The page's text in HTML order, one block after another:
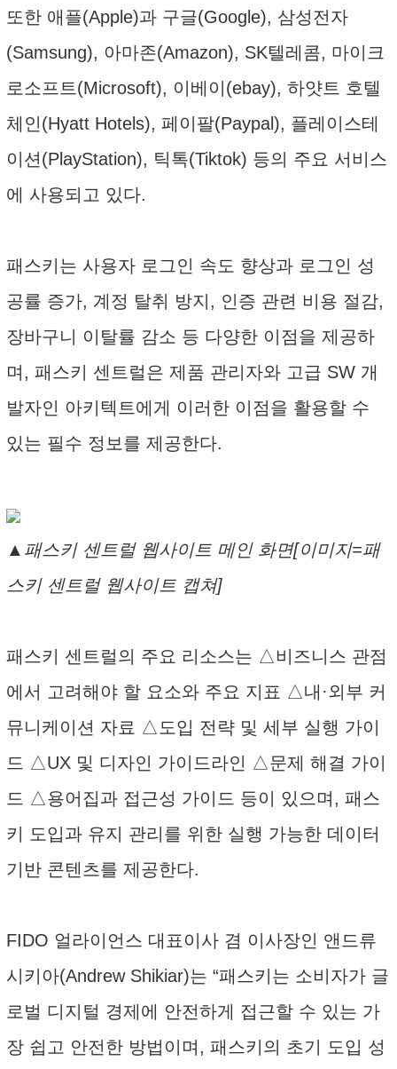
또한 애플(Apple)과 구글(Google), 삼성전자
(Samsung), 아마존(Amazon), SK텔레콤, 마이크
로소프트(Microsoft), 이베이(ebay), 하얏트 호텔
체인(Hyatt Hotels), 페이팔(Paypal), 플레이스테
이션(PlayStation), 틱톡(Tiktok) 등의 주요 서비스
에 사용되고 있다.
패스키는 사용자 로그인 속도 향상과 로그인 성
공률 증가, 계정 탈취 방지, 인증 관련 비용 절감,
장바구니 이탈률 감소 등 다양한 이점을 제공하
며, 패스키 센트럴은 제품 관리자와 고급 SW 개
발자인 아키텍트에게 이러한 이점을 활용할 수
있는 필수 정보를 제공한다.
▲패스키 센트럴 웹사이트 메인 화면[이미지=패
스키 센트럴 웹사이트 캡쳐]
패스키 센트럴의 주요 리소스는 △비즈니스 관점
에서 고려해야 할 요소와 주요 지표 △내·외부 커
뮤니케이션 자료 △도입 전략 및 세부 실행 가이
드 △UX 및 디자인 가이드라인 △문제 해결 가이
드 △용어집과 접근성 가이드 등이 있으며, 패스
키 도입과 유지 관리를 위한 실행 가능한 데이터
기반 콘텐츠를 제공한다.
FIDO 얼라이언스 대표이사 겸 이사장인 앤드류
시키아(Andrew Shikiar)는 “패스키는 소비자가 글
로벌 디지털 경제에 안전하게 접근할 수 있는 가
장 쉽고 안전한 방법이며, 패스키의 초기 도입 성